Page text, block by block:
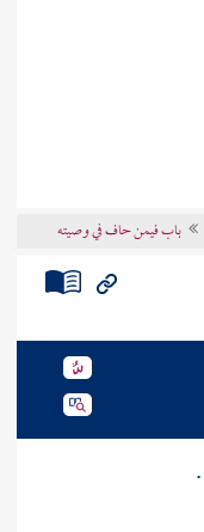
باب فيمن حاف في وصيته